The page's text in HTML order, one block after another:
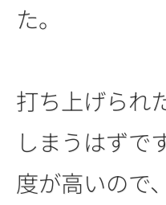
た。
打ち上げられ
しまうはずで
度が高いので